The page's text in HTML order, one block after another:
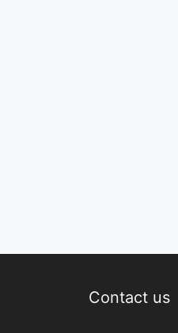
Contact us